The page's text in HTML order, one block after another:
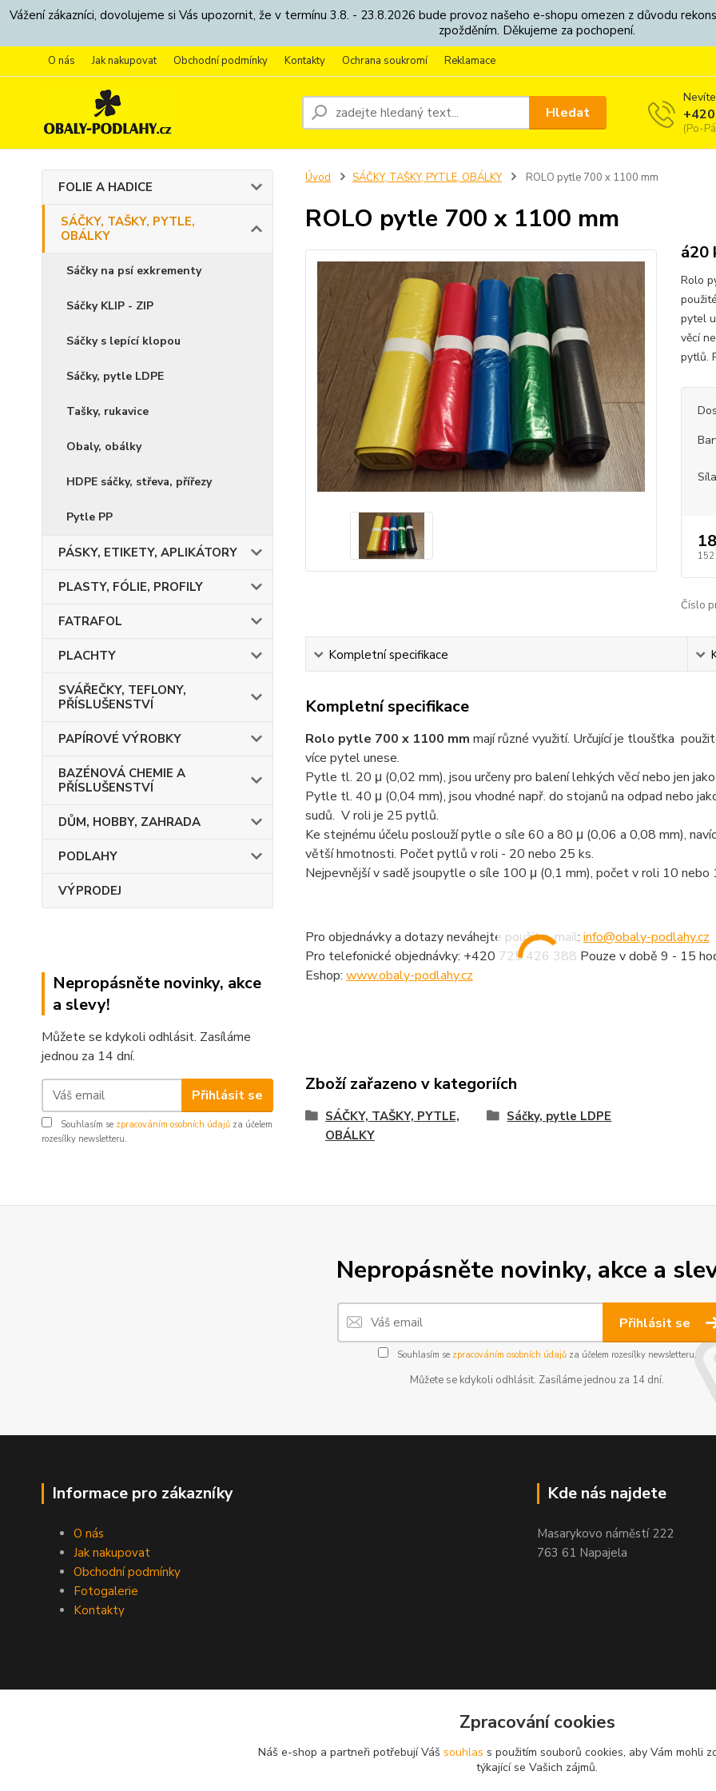
Vážení zákazníci, dovolujeme si Vás upozornit, že v termínu 3.8. - 23.8.2026 bude provoz našeho e-shopu omezen z důvodu
zpožděním. Děkujeme za pochopení.
O nás Jak nakupovat Obchodní podmínky Kontakty Ochrana soukromí Reklamace
Hledat
(Po-
FOLIE A HADICE
SÁČKY, TAŠKY, PYTLE,
OBÁLKY
Sáčky na psí exkrementy
Sáčky KLIP - ZIP
Sáčky s lepící klopou
Sáčky, pytle LDPE
Tašky, rukavice
Obaly, obálky
HDPE sáčky, střeva, přířezy
Pytle PP
PÁSKY, ETIKETY, APLIKÁTORY
PLASTY, FÓLIE, PROFILY
FATRAFOL
PLACHTY
SVÁŘEČKY, TEFLONY,
PŘÍSLUŠENSTVÍ
PAPÍROVÉ VÝROBKY
BAZÉNOVÁ CHEMIE A
PŘÍSLUŠENSTVÍ
DŮM, HOBBY, ZAHRADA
PODLAHY
VÝPRODEJ
Nepropásněte novinky, akce
a slevy!
Můžete se kdykoli odhlásit. Zasíláme
jednou za 14 dní.
Přihlásit se
Souhlasím se zpracováním osobních údajů za účelem
rozesílky newsletteru.
Úvod SÁČKY, TAŠKY, PYTLE, OBÁLKY ROLO pytle 700 x 1100 mm
ROLO pytle 700 x 1100 mm
á20
Rolo
pytel
věcí
pytlů.
152
Číslo
Kompletní specifikace
Kompletní specifikace
Rolo pytle 700 x 1100 mm mají různé využití. Určující je tloušťka
více pytel unese.
Pytle tl. 20 μ (0,02 mm), jsou určeny pro balení lehkých věcí nebo jen
Pytle tl. 40 μ (0,04 mm), jsou vhodné např. do stojanů na odpad nebo
sudů. V roli je 25 pytlů.
Ke stejnému účelu posloužípytle o síle 60 a 80 μ (0,06 a 0,08 mm),
větší hmotnosti. Počet pytlů v roli - 20 nebo 25 ks.
Nejpevnější v sadě jsoupytle o síle 100 μ (0,1 mm), počet v roli 10 nebo
Pro objednávky a dotazy neváhejte použít e-mail: info@obaly-podlahy.cz
Pro telefonické objednávky: +420 725 426 388 Pouze v době 9 - 15
Eshop: www.obaly-podlahy.cz
Zboží zařazeno v kategoriích
SÁČKY, TAŠKY, PYTLE,
OBÁLKY
Sáčky, pytle LDPE
Nepropásněte novinky, akce a
Přihlásit se
Souhlasím se zpracováním osobních údajůza účelem rozesílky newsletteru.
Můžete se kdykoli odhlásit. Zasíláme jednou za 14 dní.
Informace pro zákazníky
O nás
Jak nakupovat
Obchodní podmínky
Fotogalerie
Kontakty
Kde nás najdete
Masarykovo náměstí 222
763 61 Napajela
Zpracování cookies
Náš e-shop a partneři potřebují Váš souhlas s použitím souborů cookies, aby Vám mohli
týkající se Vašich zájmů.